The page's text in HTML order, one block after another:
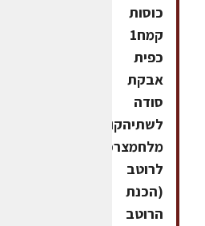
כוסות
קמח1
כפית
אבקת
סודה
לשתיהקורט
מלחמצרכים
לרוטב
(הכנת
הרוטב